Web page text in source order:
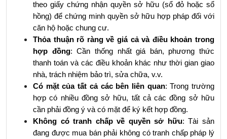
theo giấy chứng nhận quyền sở hữu (sổ đỏ hoặc sổ
hồng) để chứng minh quyền sở hữu hợp pháp đối với
căn hộ hoặc chung cư.
Thỏa thuận rõ ràng về giá cả và điều khoản trong
hợp đồng: Cần thống nhất giá bán, phương thức
thanh toán và các điều khoản khác như thời gian giao
nhà, trách nhiệm bảo trì, sửa chữa, v.v.
Có mặt của tất cả các bên liên quan: Trong trường
hợp có nhiều đồng sở hữu, tất cả các đồng sở hữu
cần phải đồng ý và có mặt để ký kết hợp đồng.
Không có tranh chấp về quyền sở hữu: Tài sản
đang được mua bán phải không có tranh chấp pháp lý